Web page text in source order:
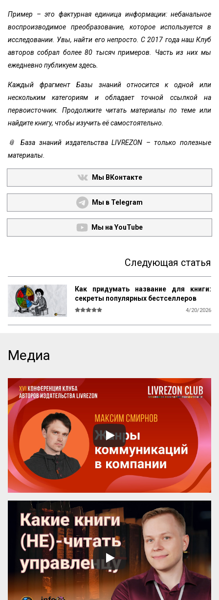
Пример – это фактурная единица информации: небанальное
воспроизводимое преобразование, которое используется в
исследовании. Увы, найти его непросто. С 2017 года наш Клуб
авторов собрал более 80 тысяч примеров. Часть из них мы
ежедневно публикуем здесь.
Каждый фрагмент Базы знаний относится к одной или
нескольким категориям и обладает точной ссылкой на
первоисточник. Продолжите читать материалы по теме или
найдите книгу, чтобы изучить её самостоятельно.
📎 База знаний издательства LIVREZON – только полезные
материалы.
Мы ВКонтакте
Мы в Telegram
Мы на YouTube
Следующая статья
Как придумать название для книги:
секреты популярных бестселлеров
4/20/2026
название! А ведь именно название, а
вовсе не содержание, приносит книге
успех! Кто думает иначе — пусть
проведет простой эксперимент: спросит
у кого угодно, какая книга более
знаменита: про черта в городе или про
джинна в деревне? Никто вам ничего
вразумительного не скажет. Но если
поставить вопрос иначе: какая книга
более знаменита: «‎Мастер и Маргарита»
или «...
Медиа